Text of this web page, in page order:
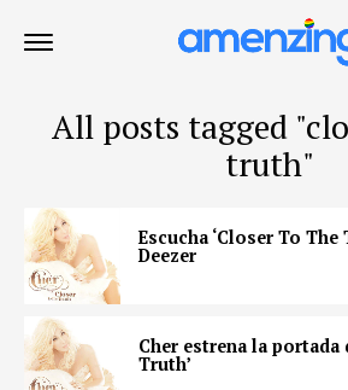
All posts tagged
truth"
Escucha ‘Closer To The
Deezer
Cher estrena la portada
Truth’